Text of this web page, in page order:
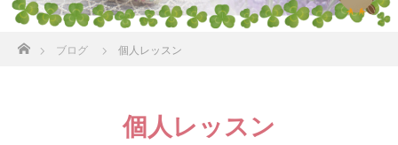
ブログ 個人レッスン
個人レッスン